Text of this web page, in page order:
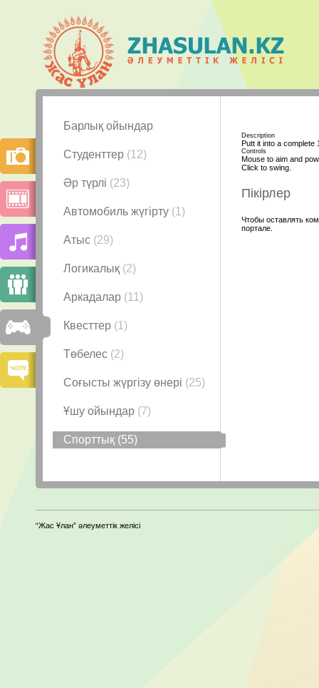
Барлық ойындар
Студенттер (12)
Әр түрлі (23)
Автомобиль жүгірту (1)
Атыс (29)
Логикалық (2)
Аркадалар (11)
Квесттер (1)
Төбелес (2)
Соғысты жүргізу өнері (25)
Ұшу ойындар (7)
Спорттық (55)
Description
Putt it into a complete
Controls
Mouse to aim and
Click to swing.
Пікірлер
Чтобы оставлять
портале.
“Жас Ұлан” әлеуметтік желісі